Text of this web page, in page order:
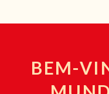
BEM-